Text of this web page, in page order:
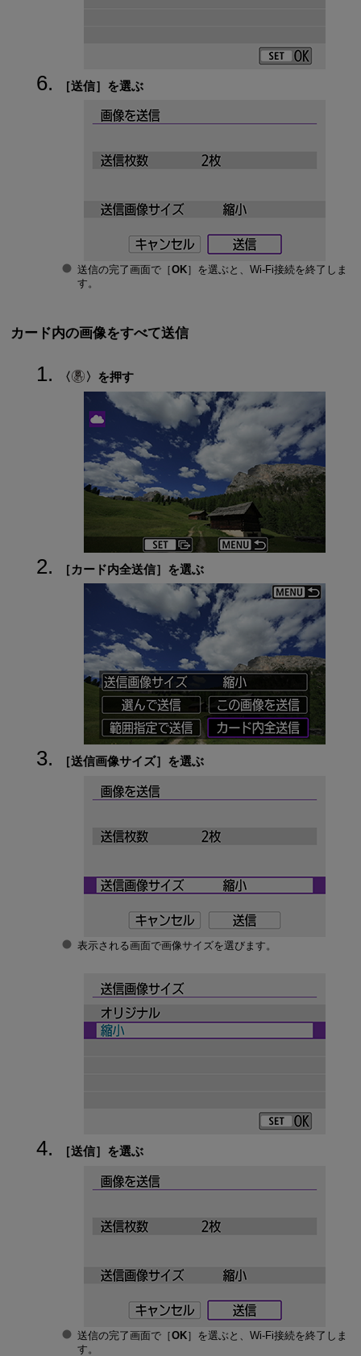
［送信］を選ぶ
送信の完了画面で［OK］を選ぶと、 Wi-Fi接続を終了しま
す。
カード内の画像をすべて送信
を押す
［カード内全送信］を選ぶ
［送信画像サイズ］を選ぶ
表示される画面で画像サイズを選びます。
［送信］を選ぶ
送信の完了画面で［OK］を選ぶと、 Wi-Fi接続を終了しま
す。